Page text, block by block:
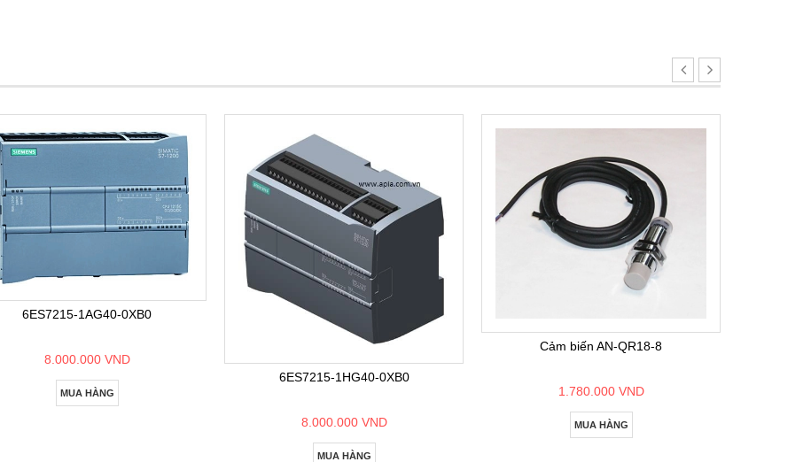
6ES7215-1AG40-0XB0
8.000.000 VND
MUA HÀNG
6ES7215-1HG40-0XB0
8.000.000 VND
MUA HÀNG
Cảm biến AN-QR18-8
1.780.000 VND
MUA HÀNG